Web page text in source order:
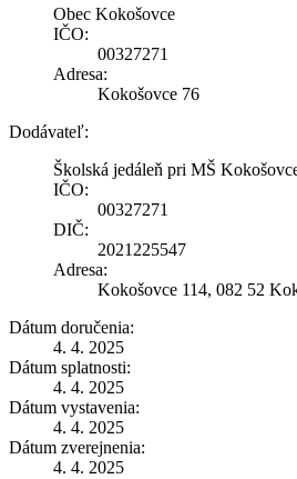
Obec Kokošovce
IČO:
00327271
Adresa:
Kokošovce 76
Dodávateľ:
Školská jedáleň pri MŠ
IČO:
00327271
DIČ:
2021225547
Adresa:
Kokošovce 114, 082 52
Dátum doručenia:
4. 4. 2025
Dátum splatnosti:
4. 4. 2025
Dátum vystavenia:
4. 4. 2025
Dátum zverejnenia:
4. 4. 2025